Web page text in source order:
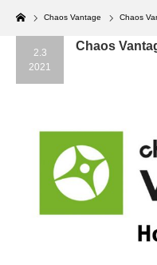
Home
Chaos Vantage Chaos
2.3
2021
Chaos